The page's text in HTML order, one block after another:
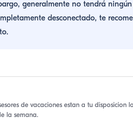
generalmente no tendrá
desconectado, te
de vacaciones estan a tu disposicion
la semana.